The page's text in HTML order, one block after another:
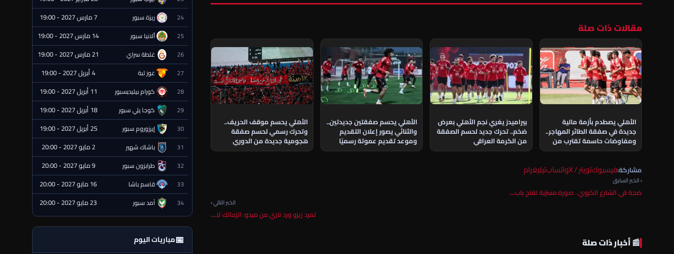
مقالات ذات صلة
الأهلي يصطدم بأزمة مالية
جديدة في صفقة الطائر المهاجر..
ومفاوضات حاسمة تقترب من
الحسم
بيراميدز يغري نجم الأهلي بعرض
ضخم.. تحرك جديد لحسم الصفقة
من الكرمة العراقي
الأهلي يحسم صفقتين جديدتين..
والثنائي يصور إعلان التقديم
وموعد تقديم عموتة رسميًا
الأهلي يحسم موقف الحريف..
وتحرك رسمي لحسم صفقة
هجومية جديدة من الدوري
الجزائري
مشاركة:فيسبوكتويتر / X واتسابتيليغرام
‹ الخبر السابق
ضجة في الشارع الكروي.. صورة مسرّبة تفتح باب…
الخبر التالي ›
تمرد زيزو ورد ناري من ميدو: الزمالك لا…
📰 أخبار ذات صلة
24 ريزة سبور 7 مارس 2027 - 19:00
25 ألانيا سبور 14 مارس 2027 - 19:00
26 غلطة سراي 21 مارس 2027 - 19:00
27 غوز تبة 4 أبريل 2027 - 19:00
28 كورام بيليديسبور 11 أبريل 2027 - 19:00
29 كوجا يلي سبور 18 أبريل 2027 - 19:00
30 إيرزوروم سبور 25 أبريل 2027 - 19:00
31 باشاك شهير 2 مايو 2027 - 20:00
32 طرابزون سبور 9 مايو 2027 - 20:00
33 قاسم باشا 16 مايو 2027 - 20:00
34 آمد سبور 23 مايو 2027 - 20:00
📅مباريات اليوم